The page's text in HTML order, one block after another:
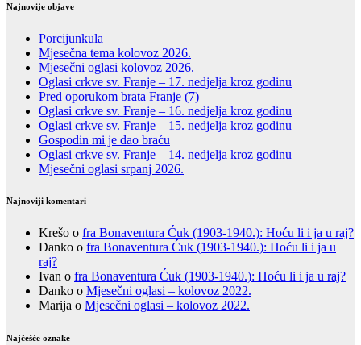
Najnovije objave
Porcijunkula
Mjesečna tema kolovoz 2026.
Mjesečni oglasi kolovoz 2026.
Oglasi crkve sv. Franje – 17. nedjelja kroz godinu
Pred oporukom brata Franje (7)
Oglasi crkve sv. Franje – 16. nedjelja kroz godinu
Oglasi crkve sv. Franje – 15. nedjelja kroz godinu
Gospodin mi je dao braću
Oglasi crkve sv. Franje – 14. nedjelja kroz godinu
Mjesečni oglasi srpanj 2026.
Najnoviji komentari
Krešo o fra Bonaventura Ćuk (1903-1940.): Hoću li i ja u raj?
Danko o fra Bonaventura Ćuk (1903-1940.): Hoću li i ja u
raj?
Ivan o fra Bonaventura Ćuk (1903-1940.): Hoću li i ja u raj?
Danko o Mjesečni oglasi – kolovoz 2022.
Marija o Mjesečni oglasi – kolovoz 2022.
Najčešće oznake